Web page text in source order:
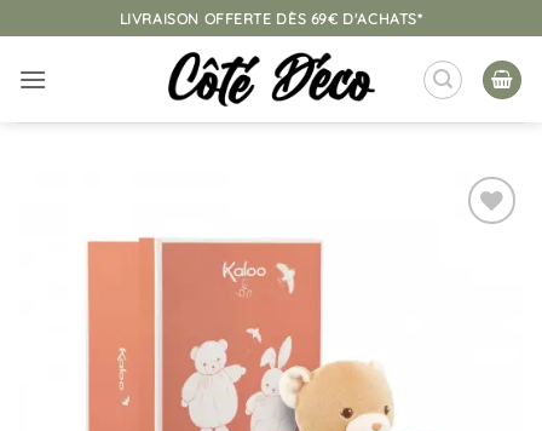
au
contenu
LIVRAISON OFFERTE DÈS 69€ D'ACHATS*